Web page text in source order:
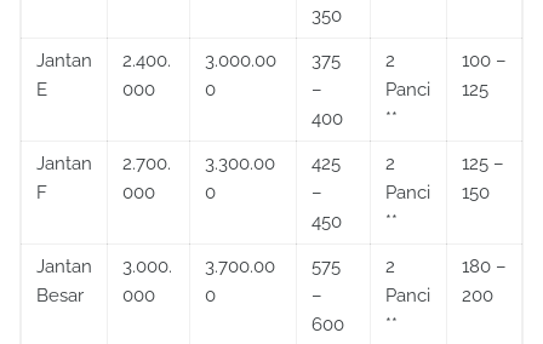
350
Jantan
E
2.400.
000
3.000.00
0
375
–
400
2
Panci
**
100 –
125
Jantan
F
2.700.
000
3.300.00
0
425
–
450
2
Panci
**
125 –
150
Jantan
Besar
3.000.
000
3.700.00
0
575
–
600
2
Panci
**
180 –
200